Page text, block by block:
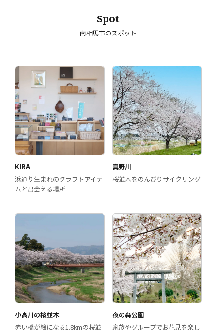
Spot
南相馬市のスポット
KIRA
浜通り生まれのクラフトアイテ
ムと出会える場所
真野川
桜並木をのんびりサイクリング
小高川の桜並木
赤い橋が絵になる1.8kmの桜並
夜の森公園
家族やグループでお花見を楽し